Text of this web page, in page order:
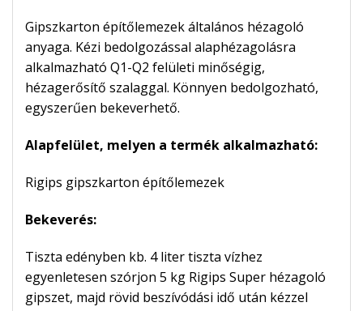
Gipszkarton építőlemezek általános hézagoló
anyaga. Kézi bedolgozással alaphézagolásra
alkalmazható Q1-Q2 felületi minőségig,
hézagerősítő szalaggal. Könnyen bedolgozható,
egyszerűen bekeverhető.
Alapfelület, melyen a termék alkalmazható:
Rigips gipszkarton építőlemezek
Bekeverés:
Tiszta edényben kb. 4 liter tiszta vízhez
egyenletesen szórjon 5 kg Rigips Super hézagoló
gipszet, majd rövid beszívódási idő után kézzel